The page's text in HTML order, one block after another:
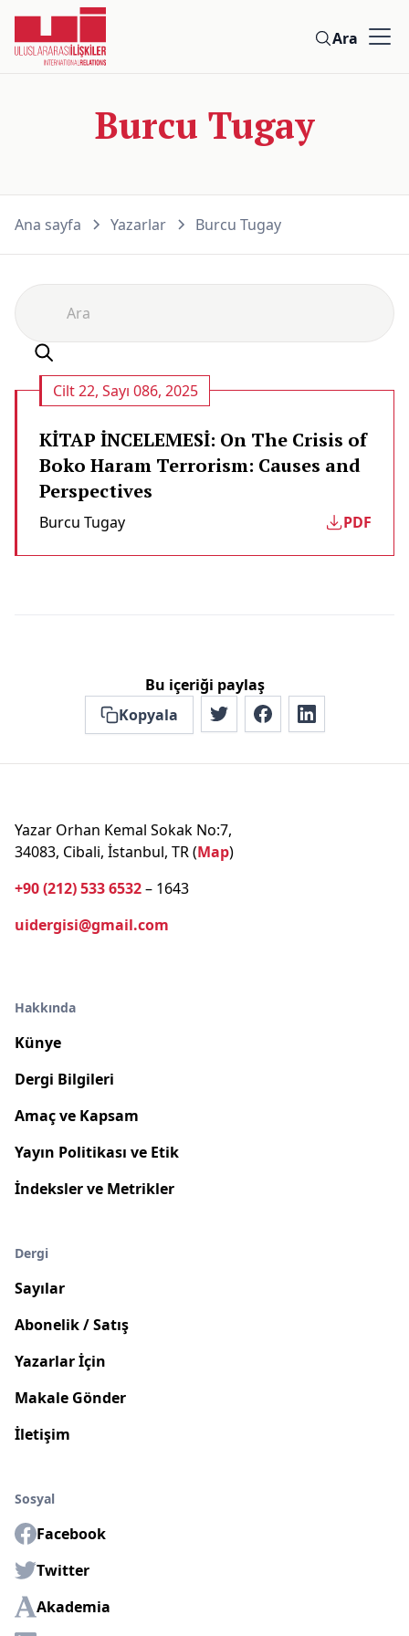
Ara
Burcu Tugay
Ana sayfa Yazarlar Burcu Tugay
Cilt 22, Sayı 086, 2025
KİTAP İNCELEMESİ: On The Crisis of
Boko Haram Terrorism: Causes and
Perspectives
Burcu Tugay PDF
Bu içeriği paylaş
Kopyala
Yazar Orhan Kemal Sokak No:7,
34083, Cibali, İstanbul, TR (Map)
+90 (212) 533 6532– 1643
uidergisi@gmail.com
Hakkında
Künye
Dergi Bilgileri
Amaç ve Kapsam
Yayın Politikası ve Etik
İndeksler ve Metrikler
Dergi
Sayılar
Abonelik / Satış
Yazarlar İçin
Makale Gönder
İletişim
Sosyal
Facebook
Twitter
Akademia